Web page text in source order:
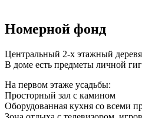
Номерной фонд
Центральный 2-х этажный
В доме есть предметы личной
На первом этаже усадьбы:
Просторный зал с камином
Оборудованная кухня со всеми